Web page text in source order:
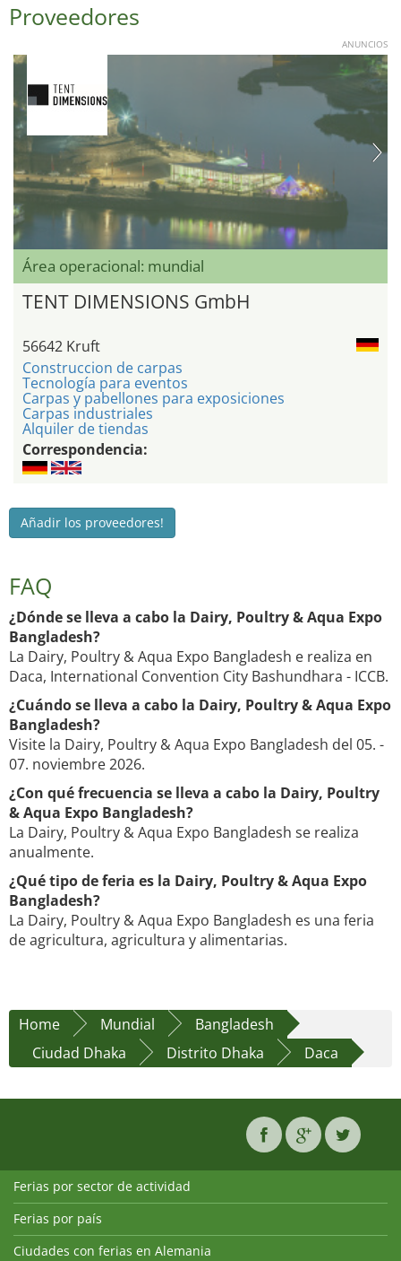
Proveedores
ANUNCIOS
Área operacional: mundial
TENT DIMENSIONS GmbH
56642 Kruft
Construccion de carpas
Tecnología para eventos
Carpas y pabellones para exposiciones
Carpas industriales
Alquiler de tiendas
Correspondencia:
Añadir los proveedores!
FAQ
¿Dónde se lleva a cabo la Dairy, Poultry & Aqua Expo
Bangladesh?
La Dairy, Poultry & Aqua Expo Bangladesh e realiza en
Daca, International Convention City Bashundhara - ICCB.
¿Cuándo se lleva a cabo la Dairy, Poultry & Aqua Expo
Bangladesh?
Visite la Dairy, Poultry & Aqua Expo Bangladesh del 05. -
07. noviembre 2026.
¿Con qué frecuencia se lleva a cabo la Dairy, Poultry
& Aqua Expo Bangladesh?
La Dairy, Poultry & Aqua Expo Bangladesh se realiza
anualmente.
¿Qué tipo de feria es la Dairy, Poultry & Aqua Expo
Bangladesh?
La Dairy, Poultry & Aqua Expo Bangladesh es una feria
de agricultura, agricultura y alimentarias.
Home Mundial
Bangladesh
Ciudad Dhaka
Distrito Dhaka Daca
Ferias por sector de actividad
Ferias por país
Ciudades con ferias en Alemania